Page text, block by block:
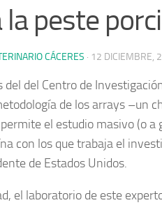
peste
CÁCERES · 12 DICIEMBRE,
del del Centro de
de los arrays –un
el estudio masivo (o
con los que trabaja el
de Estados Unidos.
el laboratorio de este